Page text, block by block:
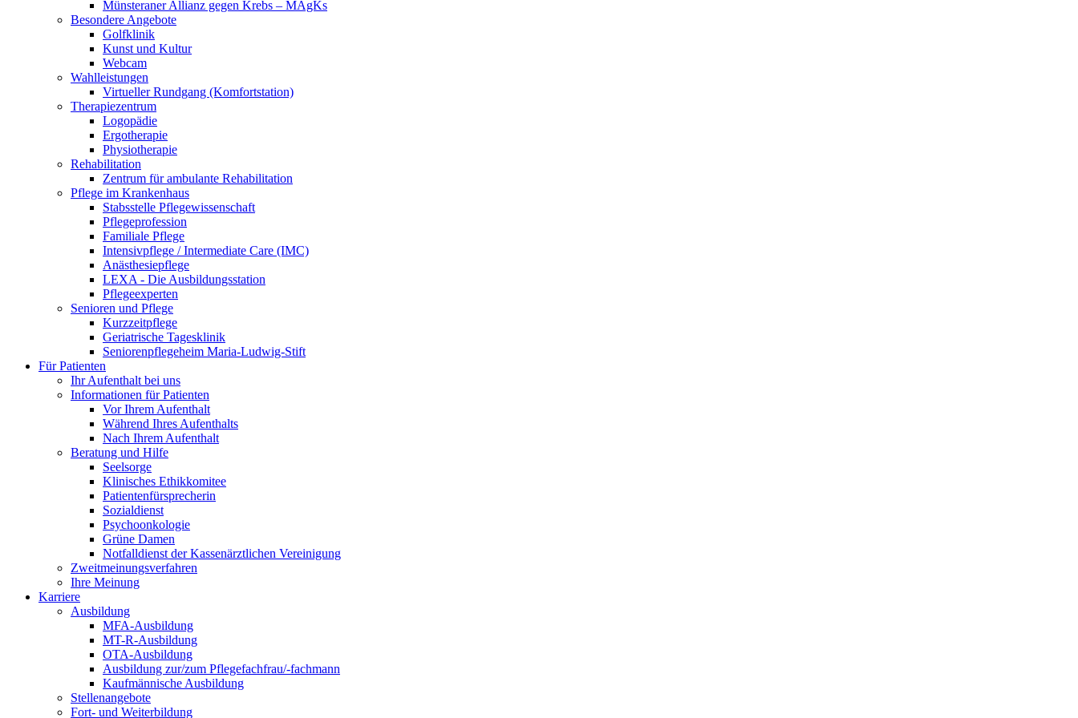
Münsteraner Allianz gegen Krebs – MAgKs
Besondere Angebote
Golfklinik
Kunst und Kultur
Webcam
Wahlleistungen
Virtueller Rundgang (Komfortstation)
Therapiezentrum
Logopädie
Ergotherapie
Physiotherapie
Rehabilitation
Zentrum für ambulante Rehabilitation
Pflege im Krankenhaus
Stabsstelle Pflegewissenschaft
Pflegeprofession
Familiale Pflege
Intensivpflege / Intermediate Care (IMC)
Anästhesiepflege
LEXA - Die Ausbildungsstation
Pflegeexperten
Senioren und Pflege
Kurzzeitpflege
Geriatrische Tagesklinik
Seniorenpflegeheim Maria-Ludwig-Stift
Für Patienten
Ihr Aufenthalt bei uns
Informationen für Patienten
Vor Ihrem Aufenthalt
Während Ihres Aufenthalts
Nach Ihrem Aufenthalt
Beratung und Hilfe
Seelsorge
Klinisches Ethikkomitee
Patientenfürsprecherin
Sozialdienst
Psychoonkologie
Grüne Damen
Notfalldienst der Kassenärztlichen Vereinigung
Zweitmeinungsverfahren
Ihre Meinung
Karriere
Ausbildung
MFA-Ausbildung
MT-R-Ausbildung
OTA-Ausbildung
Ausbildung zur/zum Pflegefachfrau/-fachmann
Kaufmännische Ausbildung
Stellenangebote
Fort- und Weiterbildung